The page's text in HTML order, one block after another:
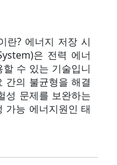
란? 에너지 저장 시
은 전력 에너
수 있는 기술입니
간의 불균형을 해결
성 문제를 보완하는
가능 에너지원인 태